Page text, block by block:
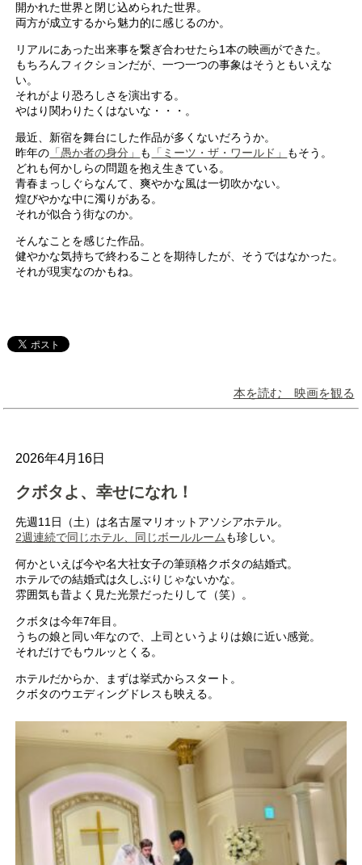
開かれた世界と閉じ込められた世界。
両方が成立するから魅力的に感じるのか。
リアルにあった出来事を繋ぎ合わせたら1本の映画ができた。
もちろんフィクションだが、一つ一つの事象はそうともいえな
い。
それがより恐ろしさを演出する。
やはり関わりたくはないな・・・。
最近、新宿を舞台にした作品が多くないだろうか。
昨年の 「愚か者の身分」 も 「ミーツ・ザ・ワールド」 もそう。
どれも何かしらの問題を抱え生きている。
青春まっしぐらなんて、爽やかな風は一切吹かない。
煌びやかな中に濁りがある。
それが似合う街なのか。
そんなことを感じた作品。
健やかな気持ちで終わることを期待したが、そうではなかった。
それが現実なのかもね。
本を読む 映画を観る
2026年4月16日
クボタよ、幸せになれ！
先週11日（土）は名古屋マリオットアソシアホテル。
2週連続で同じホテル、同じボールルーム も珍しい。
何かといえば今や名大社女子の筆頭格クボタの結婚式。
ホテルでの結婚式は久しぶりじゃないかな。
雰囲気も昔よく見た光景だったりして（笑）。
クボタは今年7年目。
うちの娘と同い年なので、上司というよりは娘に近い感覚。
それだけでもウルッとくる。
ホテルだからか、まずは挙式からスタート。
クボタのウエディングドレスも映える。